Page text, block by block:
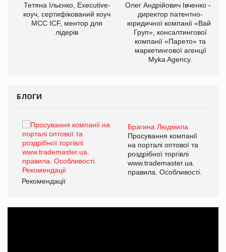
Тетяна Ільєнко, Executive-
коуч, сертифікований коуч
МСС ICF, ментор для
лідерів
Олег Андрійович Івченко —
директор патентно-
юридичної компанії «Вайз
Груп», консалтингової
компанії «Парето» та
маркетингової агенції
Myka Agency.
БЛОГИ
Брагина Людмила
Просування компанії
на порталі оптової та
роздрібної торгівлі
www.trademaster.ua.
правила. Особливості.
Рекомендації